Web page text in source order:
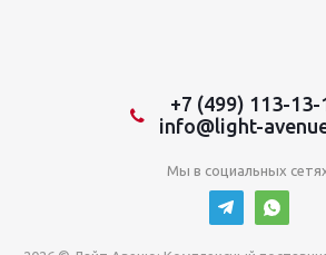
+7 (499) 113-13-
info@light-
Мы в социальных